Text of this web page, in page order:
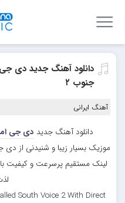
دانلود آهنگ جدید دی
جنوب ۲
آهنگ ایرانی
دانلود آهنگ جدید دی جی
لینک مستقیم پرسرعت و کیفیت
South Voice 2 With Direct